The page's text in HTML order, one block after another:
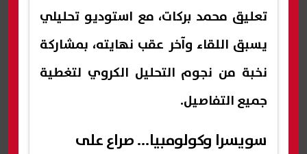
تعليق محمد بركات، مع استوديو تحليلي
يسبق اللقاء وآخر عقب نهايته، بمشاركة
نخبة من نجوم التحليل الكروي لتغطية
جميع التفاصيل.
سويسرا وكولومبيا... صراع على